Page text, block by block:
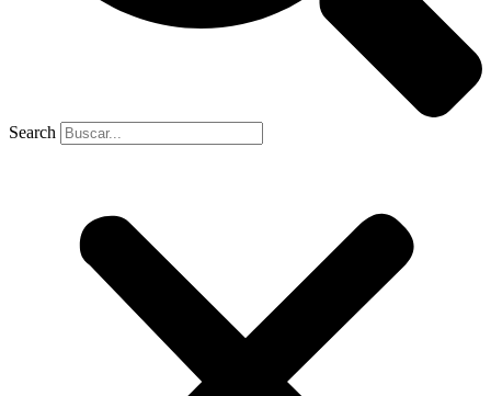
Search